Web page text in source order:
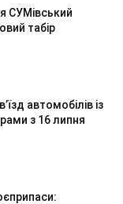
СУМівський
табір
автомобілів із
з 16 липня